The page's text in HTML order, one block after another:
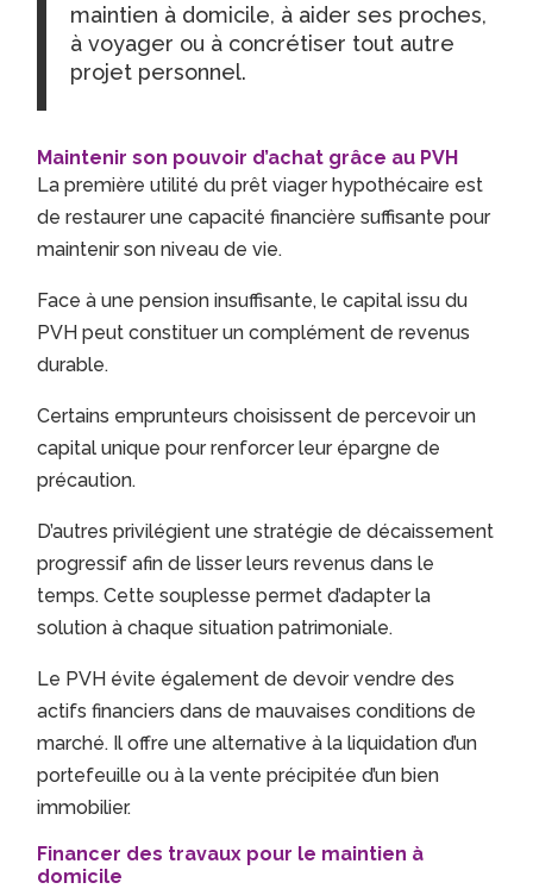
maintien à domicile, à aider ses proches,
à voyager ou à concrétiser tout autre
projet personnel.
Maintenir son pouvoir d’achat grâce au PVH
La première utilité du prêt viager hypothécaire est
de restaurer une capacité financière suffisante pour
maintenir son niveau de vie.
Face à une pension insuffisante, le capital issu du
PVH peut constituer un complément de revenus
durable.
Certains emprunteurs choisissent de percevoir un
capital unique pour renforcer leur épargne de
précaution.
D’autres privilégient une stratégie de décaissement
progressif afin de lisser leurs revenus dans le
temps. Cette souplesse permet d’adapter la
solution à chaque situation patrimoniale.
Le PVH évite également de devoir vendre des
actifs financiers dans de mauvaises conditions de
marché. Il offre une alternative à la liquidation d’un
portefeuille ou à la vente précipitée d’un bien
immobilier.
Financer des travaux pour le maintien à
domicile